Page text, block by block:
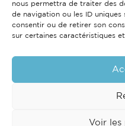
nous permettra de traiter des
de navigation ou les ID
consentir ou de retirer son
sur certaines caractéristiques
Voir les